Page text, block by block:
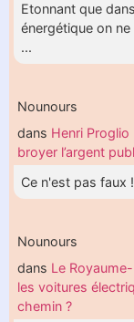
Etonnant que
énergétique on
...
Nounours
dans Henri Proglio
broyer l’argent
Ce n'est pas faux !
Nounours
dans Le
les voitures
chemin ?